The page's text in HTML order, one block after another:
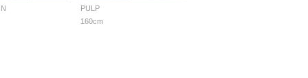
PULP
160cm